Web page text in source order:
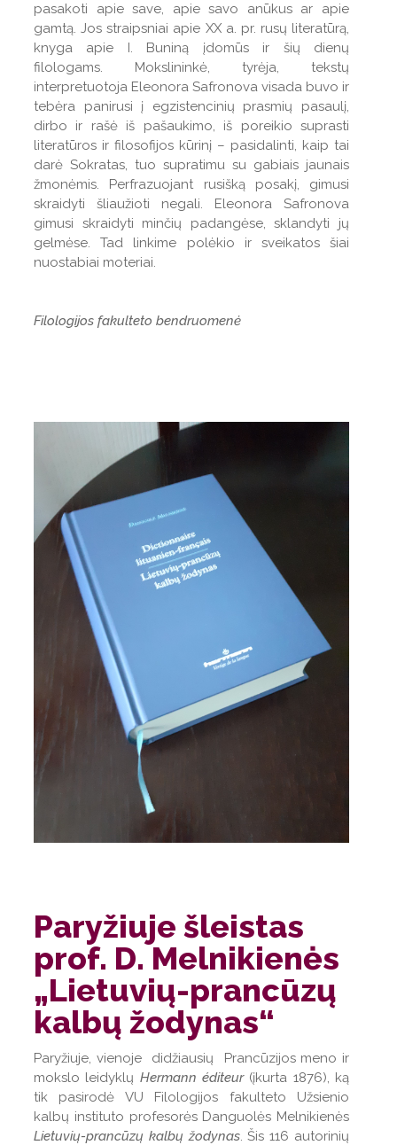
pasakoti apie save, apie savo anūkus ar apie
gamtą. Jos straipsniai apie XX a. pr. rusų literatūrą,
knyga apie I. Buniną įdomūs ir šių dienų
filologams. Mokslininkė, tyrėja, tekstų
interpretuotoja Eleonora Safronova visada buvo ir
tebėra panirusi į egzistencinių prasmių pasaulį,
dirbo ir rašė iš pašaukimo, iš poreikio suprasti
literatūros ir filosofijos kūrinį – pasidalinti, kaip tai
darė Sokratas, tuo supratimu su gabiais jaunais
žmonėmis. Perfrazuojant rusišką posakį, gimusi
skraidyti šliaužioti negali. Eleonora Safronova
gimusi skraidyti minčių padangėse, sklandyti jų
gelmėse. Tad linkime polėkio ir sveikatos šiai
nuostabiai moteriai.
Filologijos fakulteto bendruomenė
Paryžiuje šleistas
prof. D. Melnikienės
„Lietuvių-prancūzų
kalbų žodynas“
Paryžiuje, vienoje didžiausių Prancūzijos meno ir
mokslo leidyklų Hermann éditeur(įkurta 1876), ką
tik pasirodė VU Filologijos fakulteto Užsienio
kalbų instituto profesorės Danguolės Melnikienės
Lietuvių-prancūzų kalbų žodynas. Šis 116 autorinių